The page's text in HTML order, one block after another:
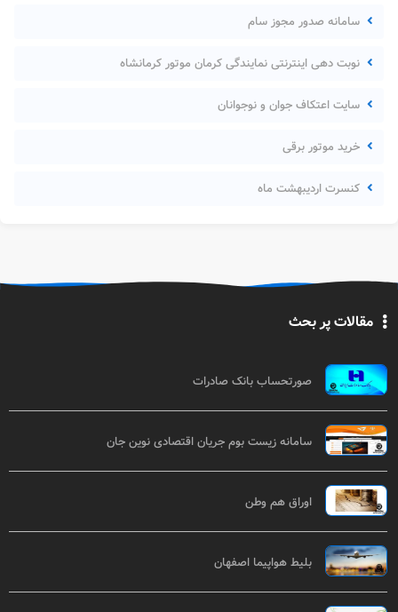
سامانه صدور مجوز سام
نوبت دهی اینترنتی نمایندگی کرمان موتور کرمانشاه
سایت اعتکاف جوان و نوجوانان
خرید موتور برقی
کنسرت اردیبهشت ماه
مقالات پر بحث
صورتحساب بانک صادرات
سامانه زیست بوم جریان اقتصادی نوین جان
اوراق هم وطن
بلیط هواپیما اصفهان